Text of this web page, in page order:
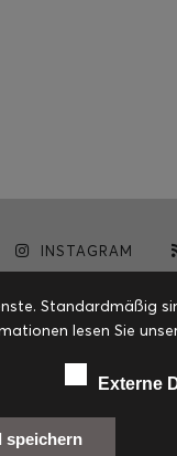
INSTAGRAM
Standardmäßig
lesen Sie
Externe
speichern